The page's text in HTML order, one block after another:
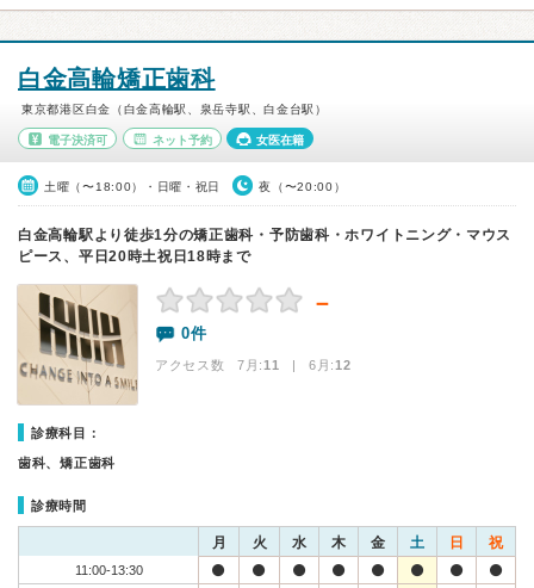
白金高輪矯正歯科
東京都港区白金（白金高輪駅、泉岳寺駅、白金台駅）
電子決済可 ネット予約 女医在籍
土曜（〜18:00）・日曜・祝日 夜（〜20:00）
白金高輪駅より徒歩1分の矯正歯科・予防歯科・ホワイトニング・マウス
ピース、平日20時土祝日18時まで
－
0件
アクセス数 7月:11 | 6月:12
診療科目：
歯科、矯正歯科
診療時間
月 火 水 木 金 土 日 祝
11:00-13:30